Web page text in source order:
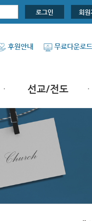
로그인 회원
후원안내 무료다운로드
선교/전도